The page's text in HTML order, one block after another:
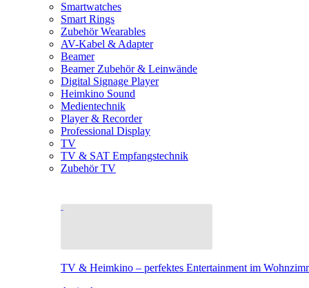
Smartwatches
Smart Rings
Zubehör Wearables
AV-Kabel & Adapter
Beamer
Beamer Zubehör & Leinwände
Digital Signage Player
Heimkino Sound
Medientechnik
Player & Recorder
Professional Display
TV
TV & SAT Empfangstechnik
Zubehör TV
TV & Heimkino – perfektes Entertainment im